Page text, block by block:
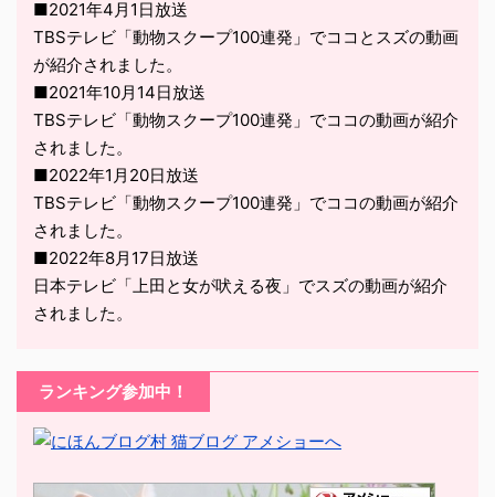
■2021年4月1日放送
TBSテレビ「動物スクープ100連発」でココとスズの動画
が紹介されました。
■2021年10月14日放送
TBSテレビ「動物スクープ100連発」でココの動画が紹介
されました。
■2022年1月20日放送
TBSテレビ「動物スクープ100連発」でココの動画が紹介
されました。
■2022年8月17日放送
日本テレビ「上田と女が吠える夜」でスズの動画が紹介
されました。
ランキング参加中！